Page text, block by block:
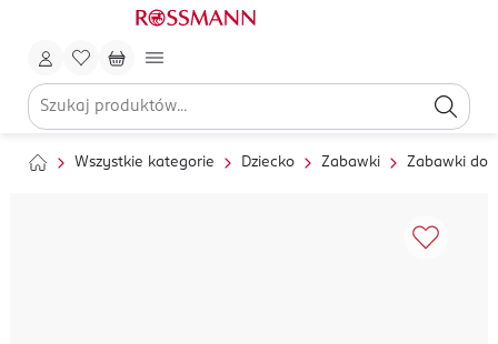
Wszystkie kategorie Dziecko Zabawki Zabawki do